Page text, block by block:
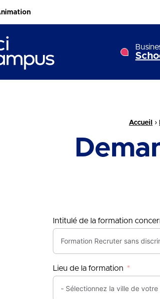
formation qui vous ressemble
Accueil ›
Intitulé de la formation
Lieu de la formation